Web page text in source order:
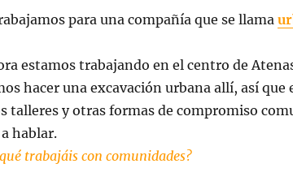
para una compañía que se llama
estamos trabajando en el centro de
hacer una excavación urbana allí, así que
talleres y otras formas de compromiso
hablar.
trabajáis con comunidades?